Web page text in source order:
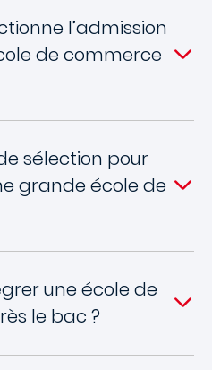
l’admission
de commerce
sélection pour
grande école de
une école de
le bac ?